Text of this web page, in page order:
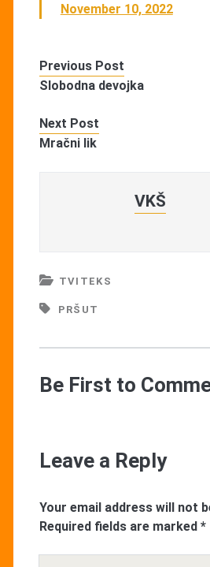
November 10, 2022
Previous Post
Slobodna devojka
Next Post
Mračni lik
VKŠ
TVITEKS
PRŠUT
Be First to
Leave a Reply
Your email address will not
Required fields are marked *